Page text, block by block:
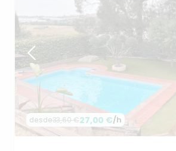
desde33,60 €27,00 €/h